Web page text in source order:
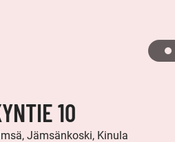
10
Jämsänkoski, Kinula